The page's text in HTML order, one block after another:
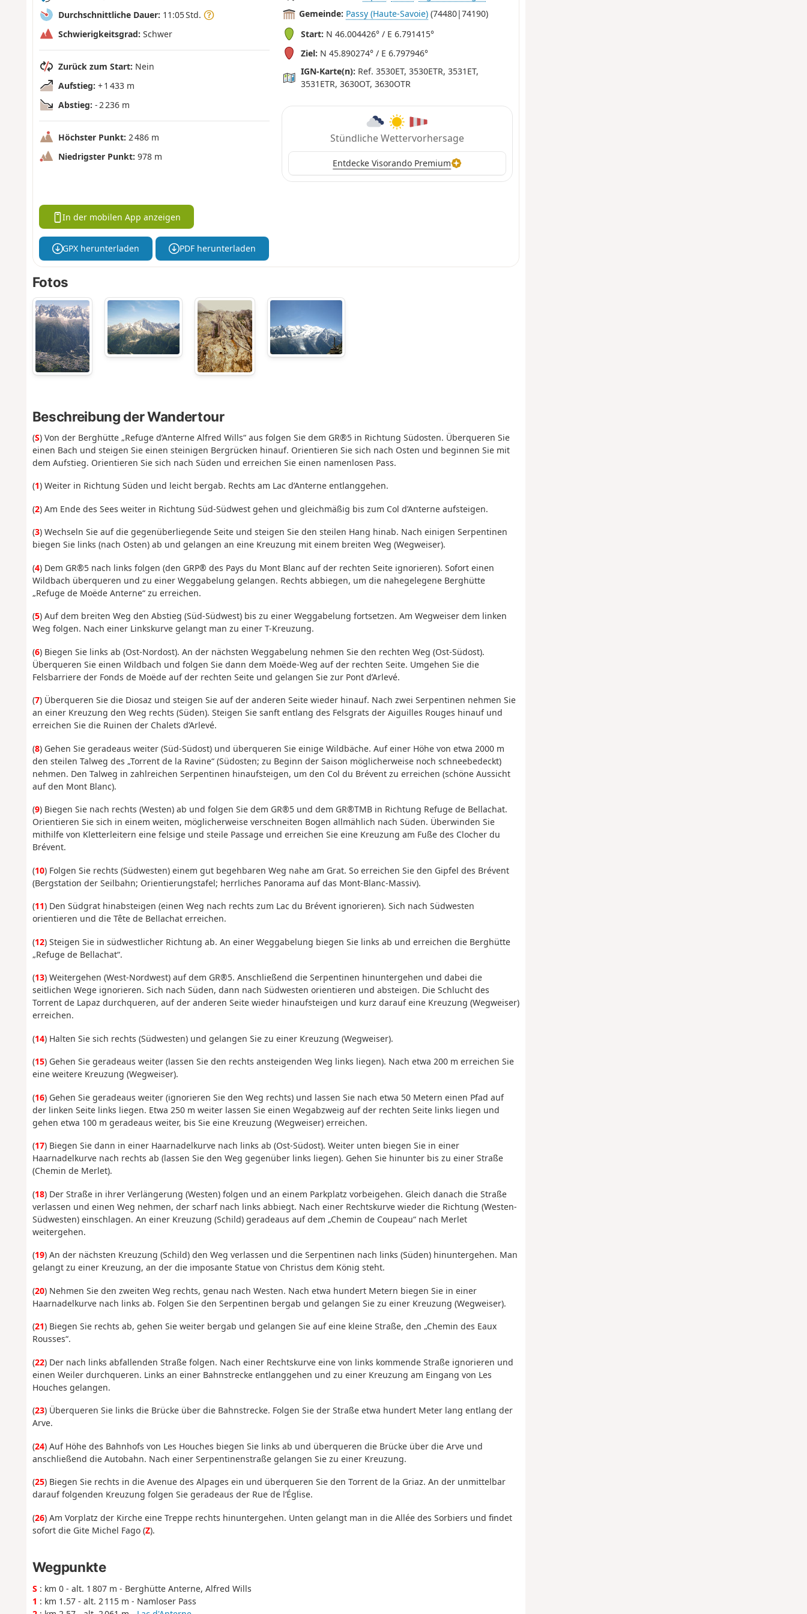
Durchschnittliche Dauer: 11:05 Std.
Schwierigkeitsgrad: Schwer
Zurück zum Start: Nein
Aufstieg: + 1 433 m
Abstieg: - 2 236 m
Höchster Punkt: 2 486 m
Niedrigster Punkt: 978 m
Gemeinde: Passy (Haute-Savoie) (74480|74190)
Start: N 46.004426° / E 6.791415°
Ziel: N 45.890274° / E 6.797946°
IGN-Karte(n): Ref. 3530ET, 3530ETR, 3531ET,
3531ETR, 3630OT, 3630OTR
Stündliche Wettervorhersage
Entdecke Visorando Premium
In der mobilen App anzeigen
GPX herunterladen PDF herunterladen
Fotos
Beschreibung der Wandertour
(S) Von der Berghütte „Refuge d’Anterne Alfred Wills“ aus folgen Sie dem GR®5 in Richtung Südosten. Überqueren Sie
einen Bach und steigen Sie einen steinigen Bergrücken hinauf. Orientieren Sie sich nach Osten und beginnen Sie mit
dem Aufstieg. Orientieren Sie sich nach Süden und erreichen Sie einen namenlosen Pass.
(1) Weiter in Richtung Süden und leicht bergab. Rechts am Lac d’Anterne entlanggehen.
(2) Am Ende des Sees weiter in Richtung Süd-Südwest gehen und gleichmäßig bis zum Col d’Anterne aufsteigen.
(3) Wechseln Sie auf die gegenüberliegende Seite und steigen Sie den steilen Hang hinab. Nach einigen Serpentinen
biegen Sie links (nach Osten) ab und gelangen an eine Kreuzung mit einem breiten Weg (Wegweiser).
(4) Dem GR®5 nach links folgen (den GRP® des Pays du Mont Blanc auf der rechten Seite ignorieren). Sofort einen
Wildbach überqueren und zu einer Weggabelung gelangen. Rechts abbiegen, um die nahegelegene Berghütte
„Refuge de Moëde Anterne“ zu erreichen.
(5) Auf dem breiten Weg den Abstieg (Süd-Südwest) bis zu einer Weggabelung fortsetzen. Am Wegweiser dem linken
Weg folgen. Nach einer Linkskurve gelangt man zu einer T-Kreuzung.
(6) Biegen Sie links ab (Ost-Nordost). An der nächsten Weggabelung nehmen Sie den rechten Weg (Ost-Südost).
Überqueren Sie einen Wildbach und folgen Sie dann dem Moëde-Weg auf der rechten Seite. Umgehen Sie die
Felsbarriere der Fonds de Moëde auf der rechten Seite und gelangen Sie zur Pont d’Arlevé.
(7) Überqueren Sie die Diosaz und steigen Sie auf der anderen Seite wieder hinauf. Nach zwei Serpentinen nehmen Sie
an einer Kreuzung den Weg rechts (Süden). Steigen Sie sanft entlang des Felsgrats der Aiguilles Rouges hinauf und
erreichen Sie die Ruinen der Chalets d’Arlevé.
(8) Gehen Sie geradeaus weiter (Süd-Südost) und überqueren Sie einige Wildbäche. Auf einer Höhe von etwa 2000 m
den steilen Talweg des „Torrent de la Ravine“ (Südosten; zu Beginn der Saison möglicherweise noch schneebedeckt)
nehmen. Den Talweg in zahlreichen Serpentinen hinaufsteigen, um den Col du Brévent zu erreichen (schöne Aussicht
auf den Mont Blanc).
(9) Biegen Sie nach rechts (Westen) ab und folgen Sie dem GR®5 und dem GR®TMB in Richtung Refuge de Bellachat.
Orientieren Sie sich in einem weiten, möglicherweise verschneiten Bogen allmählich nach Süden. Überwinden Sie
mithilfe von Kletterleitern eine felsige und steile Passage und erreichen Sie eine Kreuzung am Fuße des Clocher du
Brévent.
(10) Folgen Sie rechts (Südwesten) einem gut begehbaren Weg nahe am Grat. So erreichen Sie den Gipfel des Brévent
(Bergstation der Seilbahn; Orientierungstafel; herrliches Panorama auf das Mont-Blanc-Massiv).
(11) Den Südgrat hinabsteigen (einen Weg nach rechts zum Lac du Brévent ignorieren). Sich nach Südwesten
orientieren und die Tête de Bellachat erreichen.
(12) Steigen Sie in südwestlicher Richtung ab. An einer Weggabelung biegen Sie links ab und erreichen die Berghütte
„Refuge de Bellachat“.
(13) Weitergehen (West-Nordwest) auf dem GR®5. Anschließend die Serpentinen hinuntergehen und dabei die
seitlichen Wege ignorieren. Sich nach Süden, dann nach Südwesten orientieren und absteigen. Die Schlucht des
Torrent de Lapaz durchqueren, auf der anderen Seite wieder hinaufsteigen und kurz darauf eine Kreuzung (Wegweiser)
erreichen.
(14) Halten Sie sich rechts (Südwesten) und gelangen Sie zu einer Kreuzung (Wegweiser).
(15) Gehen Sie geradeaus weiter (lassen Sie den rechts ansteigenden Weg links liegen). Nach etwa 200 m erreichen Sie
eine weitere Kreuzung (Wegweiser).
(16) Gehen Sie geradeaus weiter (ignorieren Sie den Weg rechts) und lassen Sie nach etwa 50 Metern einen Pfad auf
der linken Seite links liegen. Etwa 250 m weiter lassen Sie einen Wegabzweig auf der rechten Seite links liegen und
gehen etwa 100 m geradeaus weiter, bis Sie eine Kreuzung (Wegweiser) erreichen.
(17) Biegen Sie dann in einer Haarnadelkurve nach links ab (Ost-Südost). Weiter unten biegen Sie in einer
Haarnadelkurve nach rechts ab (lassen Sie den Weg gegenüber links liegen). Gehen Sie hinunter bis zu einer Straße
(Chemin de Merlet).
(18) Der Straße in ihrer Verlängerung (Westen) folgen und an einem Parkplatz vorbeigehen. Gleich danach die Straße
verlassen und einen Weg nehmen, der scharf nach links abbiegt. Nach einer Rechtskurve wieder die Richtung (Westen-
Südwesten) einschlagen. An einer Kreuzung (Schild) geradeaus auf dem „Chemin de Coupeau“ nach Merlet
weitergehen.
(19) An der nächsten Kreuzung (Schild) den Weg verlassen und die Serpentinen nach links (Süden) hinuntergehen. Man
gelangt zu einer Kreuzung, an der die imposante Statue von Christus dem König steht.
(20) Nehmen Sie den zweiten Weg rechts, genau nach Westen. Nach etwa hundert Metern biegen Sie in einer
Haarnadelkurve nach links ab. Folgen Sie den Serpentinen bergab und gelangen Sie zu einer Kreuzung (Wegweiser).
(21) Biegen Sie rechts ab, gehen Sie weiter bergab und gelangen Sie auf eine kleine Straße, den „Chemin des Eaux
Rousses“.
(22) Der nach links abfallenden Straße folgen. Nach einer Rechtskurve eine von links kommende Straße ignorieren und
einen Weiler durchqueren. Links an einer Bahnstrecke entlanggehen und zu einer Kreuzung am Eingang von Les
Houches gelangen.
(23) Überqueren Sie links die Brücke über die Bahnstrecke. Folgen Sie der Straße etwa hundert Meter lang entlang der
Arve.
(24) Auf Höhe des Bahnhofs von Les Houches biegen Sie links ab und überqueren die Brücke über die Arve und
anschließend die Autobahn. Nach einer Serpentinenstraße gelangen Sie zu einer Kreuzung.
(25) Biegen Sie rechts in die Avenue des Alpages ein und überqueren Sie den Torrent de la Griaz. An der unmittelbar
darauf folgenden Kreuzung folgen Sie geradeaus der Rue de l’Église.
(26) Am Vorplatz der Kirche eine Treppe rechts hinuntergehen. Unten gelangt man in die Allée des Sorbiers und findet
sofort die Gite Michel Fago (Z).
Wegpunkte
S : km 0 - alt. 1 807 m - Berghütte Anterne, Alfred Wills
1 : km 1.57 - alt. 2 115 m - Namloser Pass